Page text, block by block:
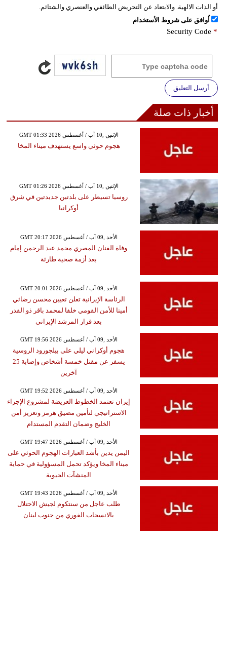
أو الذات الالهية. والابتعاد عن التحريض الطائفي والعنصري والشتائم.
اُوافق على شروط الأستخدام
Security Code *
أرسل التعليق
أخبار ذات صلة
GMT 01:33 2026 الإثنين ,10 آب / أغسطس
هجوم حوثي واسع يستهدف ميناء المخا
GMT 01:26 2026 الإثنين ,10 آب / أغسطس
روسيا تسيطر على بلدتين جديدتين في شرق
أوكرانيا
GMT 20:17 2026 الأحد ,09 آب / أغسطس
وفاة الفنان المصري محمد عبد الرحمن إمام
بعد أزمة صحية طارئة
GMT 20:01 2026 الأحد ,09 آب / أغسطس
الرئاسة الإيرانية تعلن تعيين محسن رضائي
أمينا للأمن القومي خلفا لمحمد باقر ذو القدر
بعد قرار المرشد الإيراني
GMT 19:56 2026 الأحد ,09 آب / أغسطس
هجوم أوكراني ليلي على بيلجورود الروسية
يسفر عن مقتل خمسة أشخاص وإصابة 25
آخرين
GMT 19:52 2026 الأحد ,09 آب / أغسطس
إيران تعتمد الخطوط العريضة لمشروع الإجراء
الاستراتيجي لتأمين مضيق هرمز وتعزيز أمن
الخليج وضمان التقدم المستدام
GMT 19:47 2026 الأحد ,09 آب / أغسطس
اليمن يدين بأشد العبارات الهجوم الحوثي على
ميناء المخا ويؤكد تحمل المسؤولية في حماية
المنشآت الحيوية
GMT 19:43 2026 الأحد ,09 آب / أغسطس
طلب عاجل من سنتكوم لجيش الاحتلال
بالانسحاب الفوري من جنوب لبنان